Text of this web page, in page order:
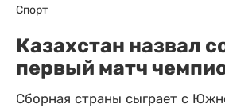
Спорт
Казахстан назвал
первый матч
Сборная страны сыграет с